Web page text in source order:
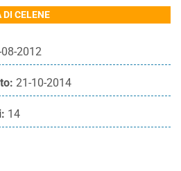
CELENE
2012
21-10-2014
14